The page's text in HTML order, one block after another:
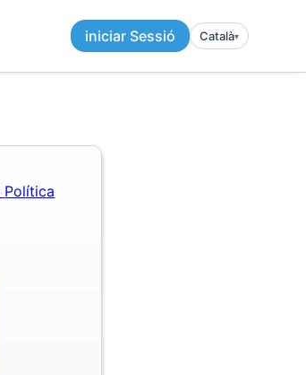
iniciar Sessió Català▾︎
Política